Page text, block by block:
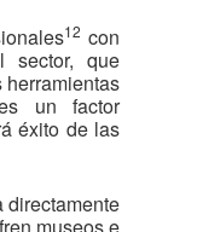
12 con
sector, que
un factor
éxito de las
directamente